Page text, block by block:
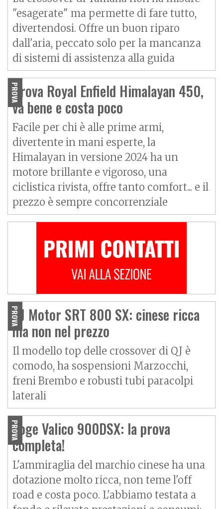
"esagerate" ma permette di fare tutto,
divertendosi. Offre un buon riparo
dall'aria, peccato solo per la mancanza
di sistemi di assistenza alla guida
PROVA
Prova Royal Enfield Himalayan 450,
va bene e costa poco
Facile per chi è alle prime armi,
divertente in mani esperte, la
Himalayan in versione 2024 ha un
motore brillante e vigoroso, una
ciclistica rivista, offre tanto comfort... e il
prezzo è sempre concorrenziale
PROVA
QJ Motor SRT 800 SX: cinese ricca
ma non nel prezzo
Il modello top delle crossover di QJ è
comodo, ha sospensioni Marzocchi,
freni Brembo e robusti tubi paracolpi
laterali
PROVA
Voge Valico 900DSX: la prova
completa!
L'ammiraglia del marchio cinese ha una
dotazione molto ricca, non teme l'off
road e costa poco. L'abbiamo testata a